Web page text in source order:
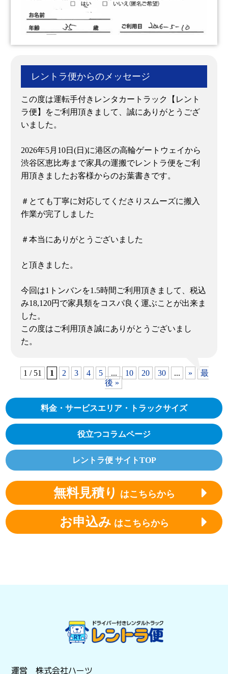
レントラ便からのメッセージ
この度は運転手付きレンタカートラック【レント
ラ便】をご利用頂きまして、誠にありがとうござ
いました。
2026年5月10日(日)に港区の高輪ゲートウェイから
渋谷区恵比寿まで家具の運搬でレントラ便をご利
用頂きましたお客様からのお葉書きです。
＃とても丁寧に対応してくださりスムーズに搬入
作業が完了しました
＃本当にありがとうございました
と頂きました。
今回は1トンバンを1.5時間ご利用頂きまして、税込
み18,120円で家具類をコスパ良く運ぶことが出来ま
した。
この度はご利用頂き誠にありがとうございまし
た。
1 / 51 1 2 3 4 5 ... 10 20 30 ... »
最
後 »
料金・サービスエリア・トラックサイズ
役立つコラムページ
レントラ便 サイトTOP
無料見積り はこちらから
お申込み はこちらから
運営 株式会社ハーツ